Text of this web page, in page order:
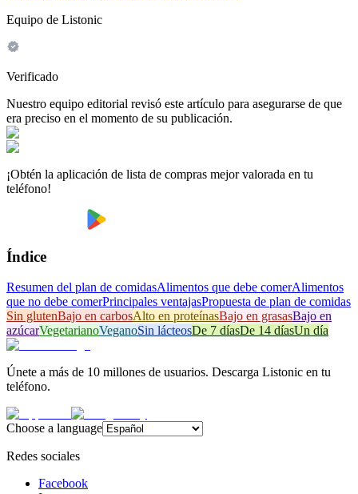
Equipo de Listonic
Verificado
Nuestro equipo editorial revisó este artículo para asegurarse de que
era preciso en el momento de su publicación.
¡Obtén la aplicación de lista de compras mejor valorada en tu
teléfono!
Índice
Resumen del plan de comidasAlimentos que debe comerAlimentos
que no debe comerPrincipales ventajasPropuesta de plan de comidas
Sin glutenBajo en carbosAlto en proteínasBajo en grasasBajo en
azúcarVegetarianoVeganoSin lácteosDe 7 díasDe 14 díasUn día
Únete a más de 10 millones de usuarios. Descarga Listonic en tu
teléfono.
Choose a language
Redes sociales
Facebook